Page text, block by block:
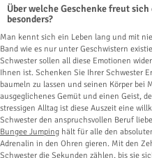
Über welche Geschenke freut
besonders?
Man kennt sich ein Leben lang und mit
Band wie es nur unter Geschwistern
Schwester sollen all diese Emotionen
Ihnen ist. Schenken Sie Ihrer Schwester
baumeln zu lassen und seinen Körper bei
ausgeglichenes Gemüt und einen Geist,
stressigen Alltag ist diese Auszeit eine
Schwester den anspruchsvollen Beruf
Bungee Jumping hält für alle den
Adrenalin in den Ohren gieren. Mit den
Schwester die Sekunden zählen, bis sie